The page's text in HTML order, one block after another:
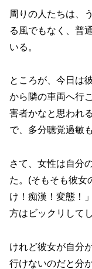
周りの人たちは、
る風でもなく、普
いる。
ところが、今日は
から隣の車両へ行
害者かなと思われ
で、多分聴覚過敏
さて、女性は自分
た。(そもそも彼女
け！痴漢！変態！
方はビックリして
けれど彼女が自分
行けないのだと分